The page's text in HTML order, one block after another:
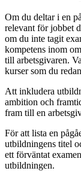
Om du deltar i en
relevant för jobbet
om du inte tagit
kompetens inom
till arbetsgivaren.
kurser som du
Att inkludera
ambition och
fram till en
För att lista en
utbildningens titel
ett förväntat
utbildningen.